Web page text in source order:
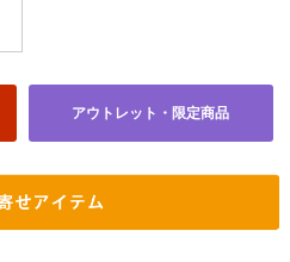
アウトレット・限定商品